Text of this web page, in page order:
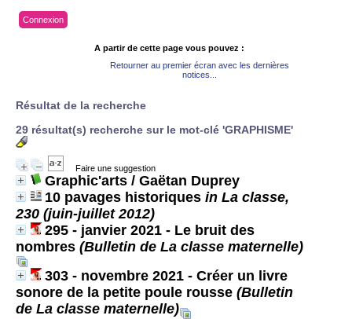
Connexion
A partir de cette page vous pouvez :
Retourner au premier écran avec les dernières
notices...
Résultat de la recherche
29 résultat(s) recherche sur le mot-clé 'GRAPHISME'
Faire une suggestion
Graphic'arts / Gaëtan Duprey
10 pavages historiques in La classe,
230 (juin-juillet 2012)
295 - janvier 2021 - Le bruit des
nombres (Bulletin de La classe maternelle)
303 - novembre 2021 - Créer un livre
sonore de la petite poule rousse (Bulletin
de La classe maternelle)